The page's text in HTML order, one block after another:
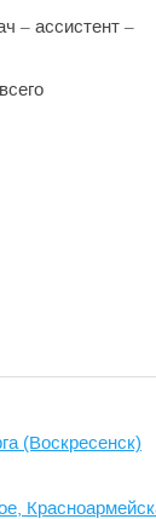
– ассистент –
(Воскресенск)